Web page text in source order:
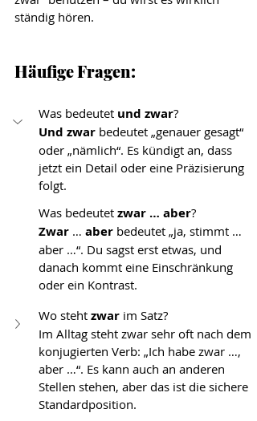
ständig hören.
Häufige Fragen:
Was bedeutet und zwar?
Und zwar bedeutet „genauer gesagt“
oder „nämlich“. Es kündigt an, dass
jetzt ein Detail oder eine Präzisierung
folgt.
Was bedeutet zwar … aber?
Zwar … aber bedeutet „ja, stimmt …
aber …“. Du sagst erst etwas, und
danach kommt eine Einschränkung
oder ein Kontrast.
Wo steht zwar im Satz?
Im Alltag steht zwar sehr oft nach dem
konjugierten Verb: „Ich habe zwar …,
aber …“. Es kann auch an anderen
Stellen stehen, aber das ist die sichere
Standardposition.